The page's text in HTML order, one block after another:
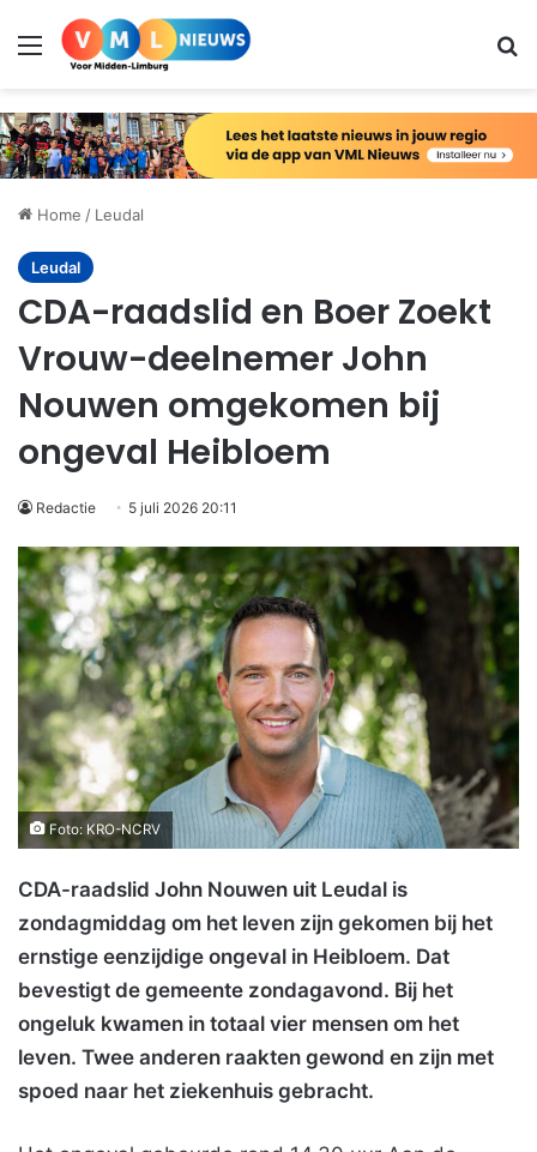
Menu
Home / Leudal
Leudal
CDA-raadslid en Boer Zoekt
Vrouw-deelnemer John
Nouwen omgekomen bij
ongeval Heibloem
Redactie 5 juli 2026 20:11
Foto: KRO-NCRV
CDA-raadslid John Nouwen uit Leudal is
zondagmiddag om het leven zijn gekomen bij het
ernstige eenzijdige ongeval in Heibloem. Dat
bevestigt de gemeente zondagavond. Bij het
ongeluk kwamen in totaal vier mensen om het
leven. Twee anderen raakten gewond en zijn met
spoed naar het ziekenhuis gebracht.